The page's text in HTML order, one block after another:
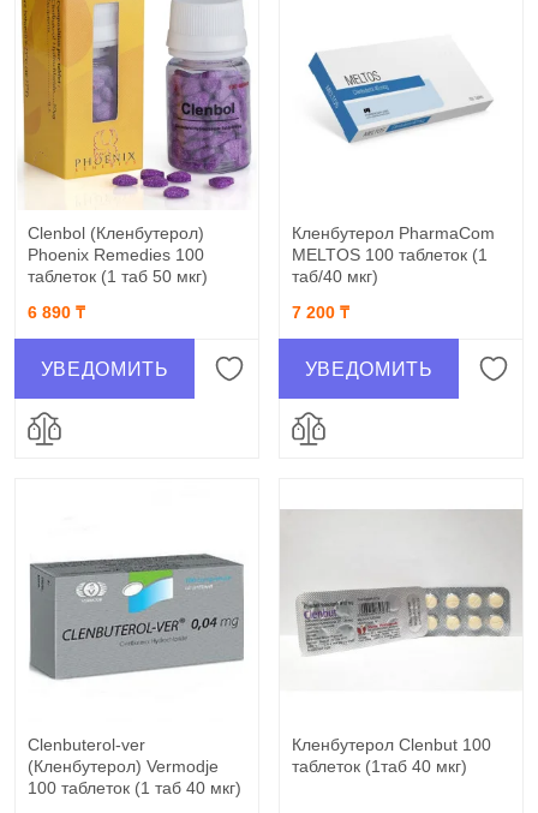
Clenbol (Кленбутерол)
Phoenix Remedies 100
таблеток (1 таб 50 мкг)
6 890 ₸
УВЕДОМИТЬ
Кленбутерол PharmaCom
MELTOS 100 таблеток (1
таб/40 мкг)
7 200 ₸
УВЕДОМИТЬ
Clenbuterol-ver
(Кленбутерол) Vermodje
100 таблеток (1 таб 40 мкг)
Кленбутерол Clenbut 100
таблеток (1таб 40 мкг)